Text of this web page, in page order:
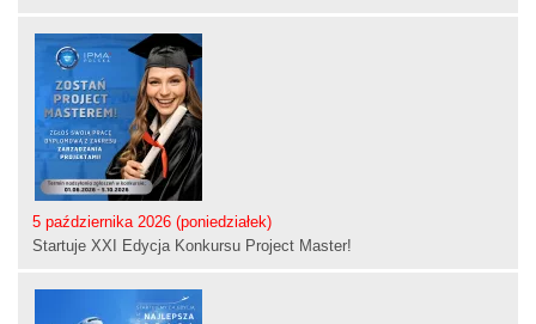
5 października 2026 (poniedziałek)
Startuje XXI Edycja Konkursu Project Master!